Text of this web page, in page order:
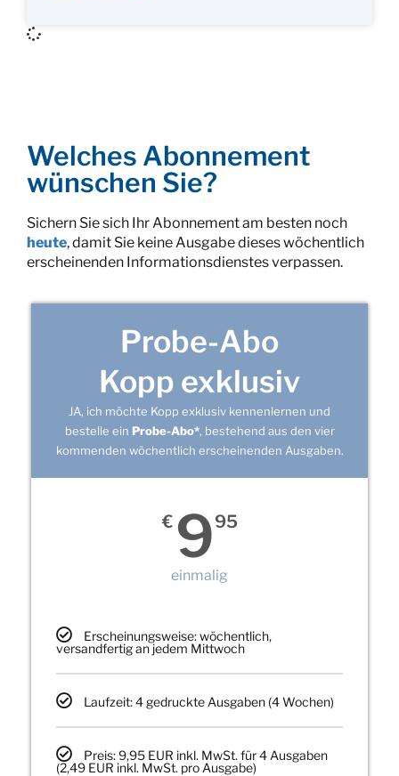
Welches Abonnement
wünschen Sie?
Sichern Sie sich Ihr Abonnement am besten noch
heute, damit Sie keine Ausgabe dieses wöchentlich
erscheinenden Informationsdienstes verpassen.
Probe-Abo
Kopp exklusiv
JA, ich möchte Kopp exklusiv kennenlernen und
bestelle ein Probe-Abo*, bestehend aus den vier
kommenden wöchentlich erscheinenden Ausgaben.
€ 995
einmalig
Erscheinungsweise: wöchentlich,
versandfertig an jedem Mittwoch
Laufzeit: 4 gedruckte Ausgaben (4 Wochen)
Preis: 9,95 EUR inkl. MwSt. für 4 Ausgaben
(2,49 EUR inkl. MwSt. pro Ausgabe)